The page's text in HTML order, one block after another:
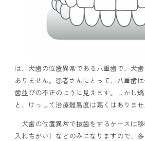
は、犬歯の位置異常である八重歯で、犬
ありません。患者さんにとって、八重歯
歯並びの不正のように見えます。しかし
と、けっして治療難易度は高くはありませ
犬歯の位置異常で抜歯をするケースは
入れちがい）などのみになりますので、多